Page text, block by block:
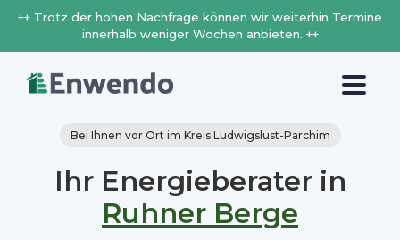
++ Trotz der hohen Nachfrage können wir weiterhin Termine
innerhalb weniger Wochen anbieten. ++
Bei Ihnen vor Ort im Kreis Ludwigslust-Parchim
Ihr Energieberater in
Ruhner Berge